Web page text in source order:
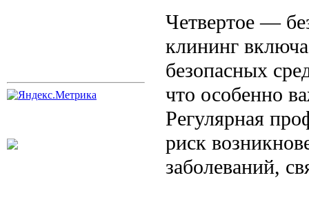
Четвертое —
клининг
безопасных
что особенно
Регулярная
риск
заболеваний,